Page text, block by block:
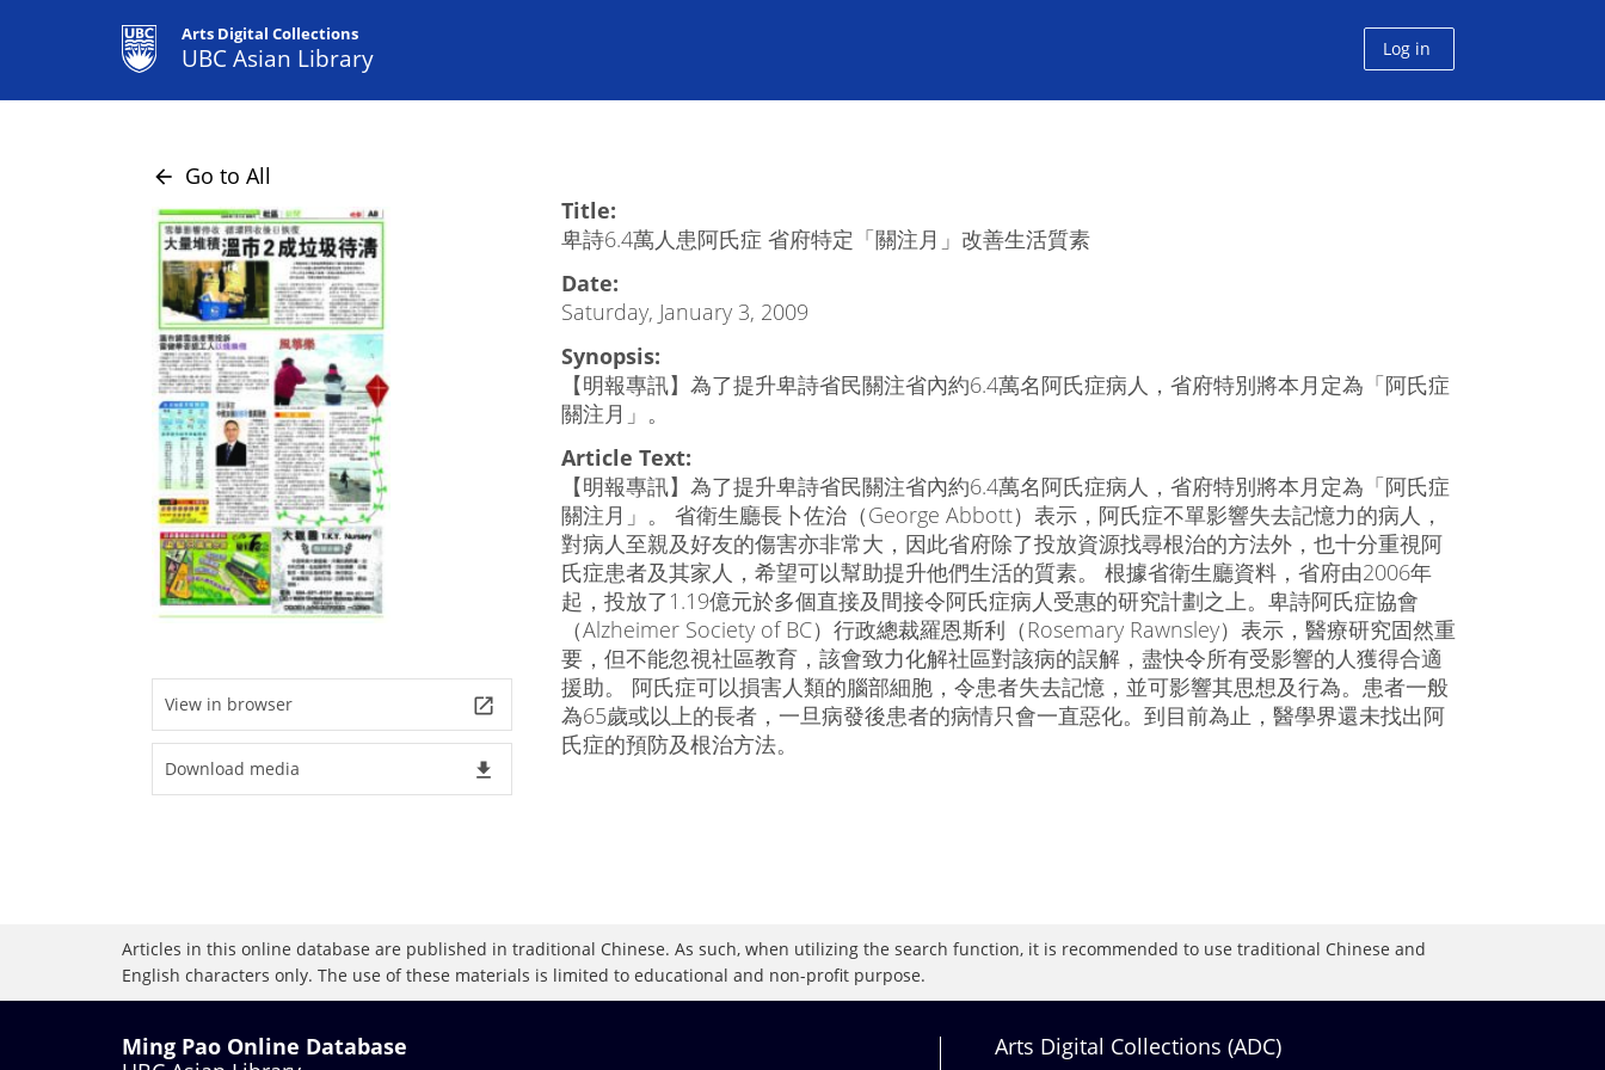
Arts Digital Collections
UBC Asian Library Log in
arrow_back Go to All
View in browser launch
Download media file_download
Title:
卑詩6.4萬人患阿氏症 省府特定「關注月」改善生活質素
Date:
Saturday, January 3, 2009
Synopsis:
【明報專訊】為了提升卑詩省民關注省內約6.4萬名阿氏症病人，省府特別將本月定為「阿氏症
關注月」。
Article Text:
【明報專訊】為了提升卑詩省民關注省內約6.4萬名阿氏症病人，省府特別將本月定為「阿氏症
關注月」。 省衛生廳長卜佐治（George Abbott）表示，阿氏症不單影響失去記憶力的病人，
對病人至親及好友的傷害亦非常大，因此省府除了投放資源找尋根治的方法外，也十分重視阿
氏症患者及其家人，希望可以幫助提升他們生活的質素。 根據省衛生廳資料，省府由2006年
起，投放了1.19億元於多個直接及間接令阿氏症病人受惠的研究計劃之上。卑詩阿氏症協會
（Alzheimer Society of BC）行政總裁羅恩斯利（Rosemary Rawnsley）表示，醫療研究固然重
要，但不能忽視社區教育，該會致力化解社區對該病的誤解，盡快令所有受影響的人獲得合適
援助。 阿氏症可以損害人類的腦部細胞，令患者失去記憶，並可影響其思想及行為。患者一般
為65歲或以上的長者，一旦病發後患者的病情只會一直惡化。到目前為止，醫學界還未找出阿
氏症的預防及根治方法。
Articles in this online database are published in traditional Chinese. As such, when utilizing the search function, it is recommended to use traditional Chinese and
English characters only. The use of these materials is limited to educational and non-profit purpose.
Ming Pao Online Database
Arts Digital Collections (ADC)